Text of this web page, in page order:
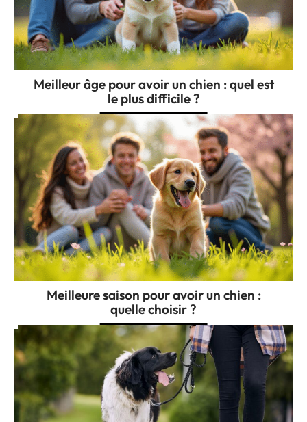
Meilleur âge pour avoir un chien : quel est
le plus difficile ?
Meilleure saison pour avoir un chien :
quelle choisir ?